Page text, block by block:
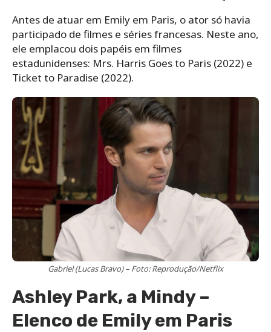
Antes de atuar em Emily em Paris, o ator só havia
participado de filmes e séries francesas. Neste ano,
ele emplacou dois papéis em filmes
estadunidenses: Mrs. Harris Goes to Paris (2022) e
Ticket to Paradise (2022).
Gabriel (Lucas Bravo) – Foto: Reprodução/Netflix
Ashley Park, a Mindy –
Elenco de Emily em Paris